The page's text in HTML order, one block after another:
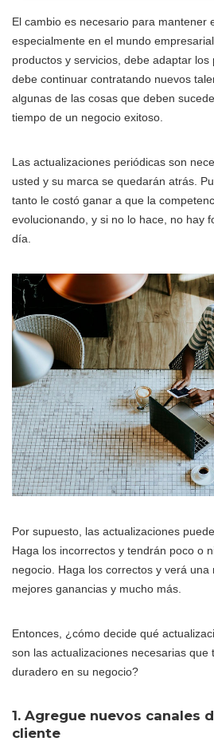
El cambio es necesario para mantener
especialmente en el mundo
productos y servicios, debe adaptar los
debe continuar contratando nuevos
algunas de las cosas que deben
tiempo de un negocio exitoso.
Las actualizaciones periódicas son
usted y su marca se quedarán atrás.
tanto le costó ganar a que la
evolucionando, y si no lo hace, no hay
día.
Por supuesto, las actualizaciones
Haga los incorrectos y tendrán poco o
negocio. Haga los correctos y verá una
mejores ganancias y mucho más.
Entonces, ¿cómo decide qué
son las actualizaciones necesarias que
duradero en su negocio?
1. Agregue nuevos canales
cliente